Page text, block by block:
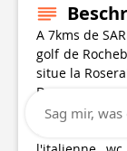
A 7kms de
golf de
situe la
Dans une
chambre
Sag mir,